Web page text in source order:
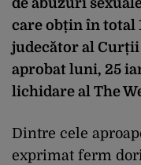
care obțin în total
judecător al Curții
aprobat luni, 25
lichidare al The
Dintre cele
exprimat ferm